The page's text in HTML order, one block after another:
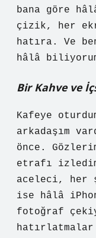
bana göre
çizik, her
hatıra. Ve
hâlâ
Bir Kahve ve
Kafeye
arkadaşım
önce.
etrafı
aceleci, her
ise hâlâ
fotoğraf
hatırlatmalar